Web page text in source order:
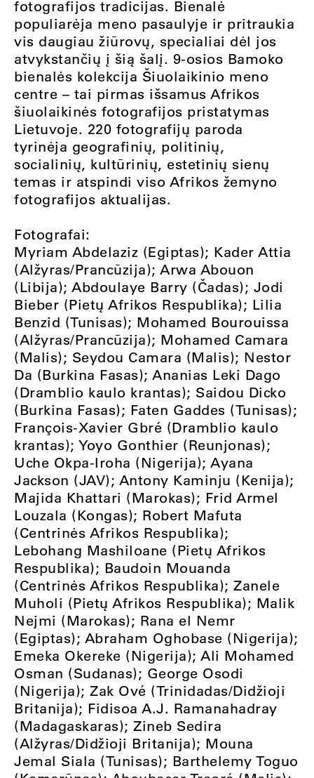
fotografijos tradicijas. Bienalė
populiarėja meno pasaulyje ir pritraukia
vis daugiau žiūrovų, specialiai dėl jos
atvykstančių į šią šalį. 9-osios Bamoko
bienalės kolekcija Šiuolaikinio meno
centre – tai pirmas išsamus Afrikos
šiuolaikinės fotografijos pristatymas
Lietuvoje. 220 fotografijų paroda
tyrinėja geografinių, politinių,
socialinių, kultūrinių, estetinių sienų
temas ir atspindi viso Afrikos žemyno
fotografijos aktualijas.
Fotografai:
Myriam Abdelaziz (Egiptas); Kader Attia
(Alžyras/Prancūzija); Arwa Abouon
(Libija); Abdoulaye Barry (Čadas); Jodi
Bieber (Pietų Afrikos Respublika); Lilia
Benzid (Tunisas); Mohamed Bourouissa
(Alžyras/Prancūzija); Mohamed Camara
(Malis); Seydou Camara (Malis); Nestor
Da (Burkina Fasas); Ananias Leki Dago
(Dramblio kaulo krantas); Saidou Dicko
(Burkina Fasas); Faten Gaddes (Tunisas);
François-Xavier Gbré (Dramblio kaulo
krantas); Yoyo Gonthier (Reunjonas);
Uche Okpa-Iroha (Nigerija); Ayana
Jackson (JAV); Antony Kaminju (Kenija);
Majida Khattari (Marokas); Frid Armel
Louzala (Kongas); Robert Mafuta
(Centrinės Afrikos Respublika);
Lebohang Mashiloane (Pietų Afrikos
Respublika); Baudoin Mouanda
(Centrinės Afrikos Respublika); Zanele
Muholi (Pietų Afrikos Respublika); Malik
Nejmi (Marokas); Rana el Nemr
(Egiptas); Abraham Oghobase (Nigerija);
Emeka Okereke (Nigerija); Ali Mohamed
Osman (Sudanas); George Osodi
(Nigerija); Zak Ové (Trinidadas/Didžioji
Britanija); Fidisoa A.J. Ramanahadray
(Madagaskaras); Zineb Sedira
(Alžyras/Didžioji Britanija); Mouna
Jemal Siala (Tunisas); Barthelemy Toguo